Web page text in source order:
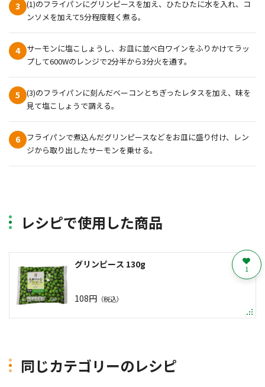
3
(1)のフライパンにグリンピースを加え、ひたひたに水を入れ、コ
ンソメを加えて5分程度軽く煮る。
4
サーモンに塩こしょうし、お皿に並べ白ワインをふりかけてラッ
プして600Wのレンジで2分半から3分火を通す。
5
(3)のフライパンに刻んだベーコンとちぎったレタスを加え、味を
見て塩こしょうで調える。
6
フライパンで煮込んだグリンピースなどをお皿に盛り付け、レン
ジから取り出したサーモンを乗せる。
レシピで使用した商品
グリンピース 130g
108円 （税込）
1
同じカテゴリーのレシピ